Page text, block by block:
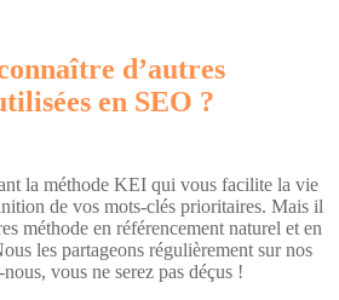
d’autres
en SEO ?
la méthode KEI qui vous facilite la vie
de vos mots-clés prioritaires. Mais il
méthode en référencement naturel et en
les partageons régulièrement sur nos
vous ne serez pas déçus !